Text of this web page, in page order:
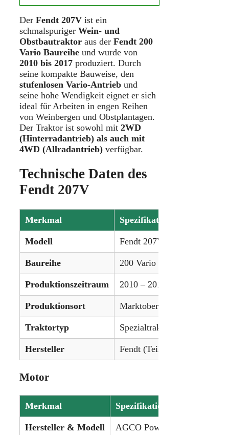
Der Fendt 207V ist ein
schmalspuriger Wein- und
Obstbautraktor aus der Fendt 200
Vario Baureihe und wurde von
2010 bis 2017 produziert. Durch
seine kompakte Bauweise, den
stufenlosen Vario-Antrieb und
seine hohe Wendigkeit eignet er sich
ideal für Arbeiten in engen Reihen
von Weinbergen und Obstplantagen.
Der Traktor ist sowohl mit 2WD
(Hinterradantrieb) als auch mit
4WD (Allradantrieb) verfügbar.
Technische Daten des
Fendt 207V
Merkmal Spezifikation
Modell Fendt 207V
Baureihe 200 Vario Series
Produktionszeitraum 2010 – 2017
Produktionsort Marktoberdorf, Deutschland
Traktortyp Spezialtraktor für Obst- &
Hersteller Fendt (Teil von AGCO)
Motor
Merkmal Spezifikation
Hersteller & Modell AGCO Power 3.3L